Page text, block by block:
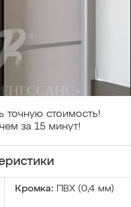
точную стоимость!
за 15 минут!
Кромка: ПВХ (0,4 мм)